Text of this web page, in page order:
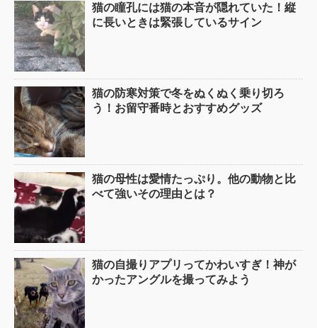
猫の瞳孔には猫の本音が隠れていた！縦
に長いときは緊張しているサイン
猫の防寒対策で冬をぬくぬく乗り切ろ
う！お留守番時とおすすめグッズ
猫の母性は愛情たっぷり。他の動物と比
べて強いその理由とは？
猫の自撮りアプリってかわいすぎ！神が
かったアングルを撮ってみよう